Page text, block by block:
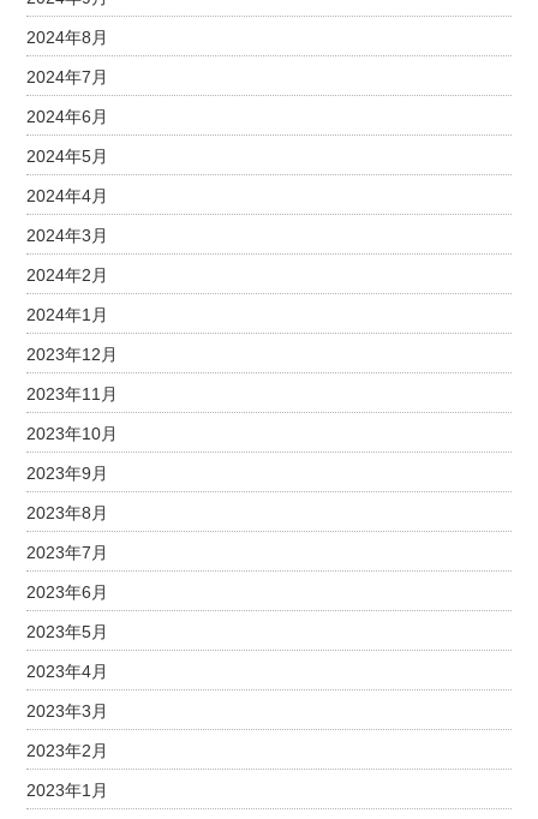
2024年8月
2024年7月
2024年6月
2024年5月
2024年4月
2024年3月
2024年2月
2024年1月
2023年12月
2023年11月
2023年10月
2023年9月
2023年8月
2023年7月
2023年6月
2023年5月
2023年4月
2023年3月
2023年2月
2023年1月